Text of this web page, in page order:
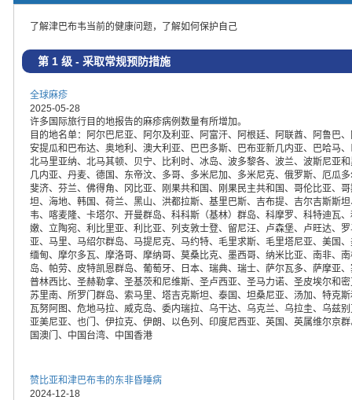
了解津巴布韦当前的健康问题，了解如何保护自己
第 1 级 - 采取常规预防措施
全球麻疹
2025-05-28
许多国际旅行目的地报告的麻疹病例数量有所增加。
目的地名单：阿尔巴尼亚、阿尔及利亚、阿富汗、阿根廷、阿联酋、阿鲁巴
安提瓜和巴布达、奥地利、澳大利亚、巴巴多斯、巴布亚新几内亚、巴哈马
北马里亚纳、北马其顿、贝宁、比利时、冰岛、波多黎各、波兰、波斯尼亚
几内亚、丹麦、德国、东帝汶、多哥、多米尼加、多米尼克、俄罗斯、厄瓜
斐济、芬兰、佛得角、冈比亚、刚果共和国、刚果民主共和国、哥伦比亚、
坦、海地、韩国、荷兰、黑山、洪都拉斯、基里巴斯、吉布提、吉尔吉斯斯
韦、喀麦隆、卡塔尔、开曼群岛、科科斯（基林）群岛、科摩罗、科特迪瓦
嫩、立陶宛、利比里亚、利比亚、列支敦士登、留尼汪、卢森堡、卢旺达、
亚、马里、马绍尔群岛、马提尼克、马约特、毛里求斯、毛里塔尼亚、美国
缅甸、摩尔多瓦、摩洛哥、摩纳哥、莫桑比克、墨西哥、纳米比亚、南非、
岛、帕劳、皮特凯恩群岛、葡萄牙、日本、瑞典、瑞士、萨尔瓦多、萨摩亚
普林西比、圣赫勒拿、圣基茨和尼维斯、圣卢西亚、圣马力诺、圣皮埃尔和
苏里南、所罗门群岛、索马里、塔吉克斯坦、泰国、坦桑尼亚、汤加、特克
瓦努阿图、危地马拉、威克岛、委内瑞拉、乌干达、乌克兰、乌拉圭、乌兹
亚美尼亚、也门、伊拉克、伊朗、以色列、印度尼西亚、英国、英属维尔京
国澳门、中国台湾、中国香港
赞比亚和津巴布韦的东非昏睡病
2024-12-18